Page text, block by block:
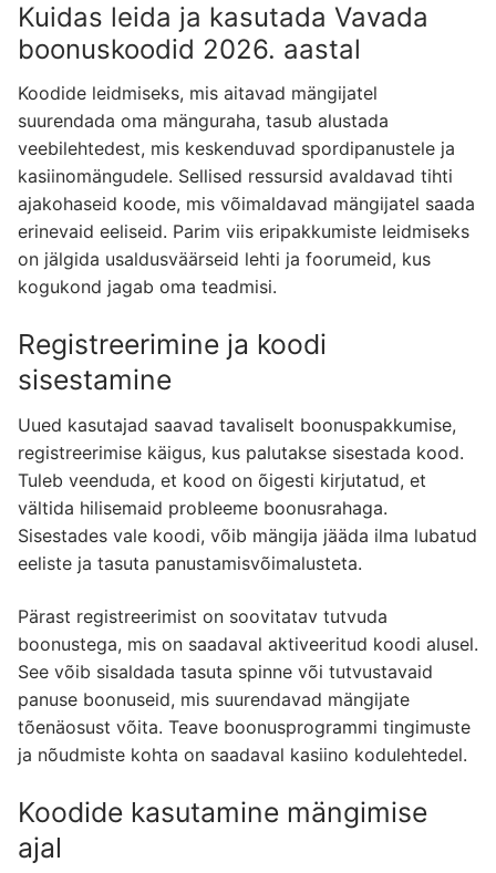
Kuidas leida ja kasutada Vavada
boonuskoodid 2026. aastal
Koodide leidmiseks, mis aitavad mängijatel
suurendada oma mänguraha, tasub alustada
veebilehtedest, mis keskenduvad spordipanustele ja
kasiinomängudele. Sellised ressursid avaldavad tihti
ajakohaseid koode, mis võimaldavad mängijatel saada
erinevaid eeliseid. Parim viis eripakkumiste leidmiseks
on jälgida usaldusväärseid lehti ja foorumeid, kus
kogukond jagab oma teadmisi.
Registreerimine ja koodi
sisestamine
Uued kasutajad saavad tavaliselt boonuspakkumise,
registreerimise käigus, kus palutakse sisestada kood.
Tuleb veenduda, et kood on õigesti kirjutatud, et
vältida hilisemaid probleeme boonusrahaga.
Sisestades vale koodi, võib mängija jääda ilma lubatud
eeliste ja tasuta panustamisvõimalusteta.
Pärast registreerimist on soovitatav tutvuda
boonustega, mis on saadaval aktiveeritud koodi alusel.
See võib sisaldada tasuta spinne või tutvustavaid
panuse boonuseid, mis suurendavad mängijate
tõenäosust võita. Teave boonusprogrammi tingimuste
ja nõudmiste kohta on saadaval kasiino kodulehtedel.
Koodide kasutamine mängimise
ajal